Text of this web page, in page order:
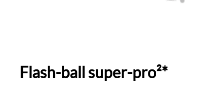
Flash-ball super-pro²*